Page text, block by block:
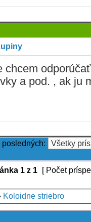
chcem
a pod. , ak ju
1 z 1 [ Počet
Koloidne striebro